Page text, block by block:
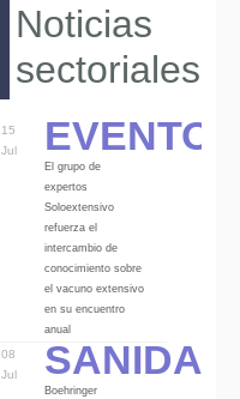
Noticias
sectoriales
15
Jul
Eventos
El grupo de
expertos
Soloextensivo
refuerza el
intercambio de
conocimiento sobre
el vacuno extensivo
en su encuentro
anual
08
Jul
Sanidad
Boehringer